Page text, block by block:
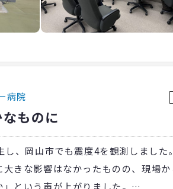
病院
ものに
、岡山市でも震度4を観測しました
きな影響はなかったものの、現場
という声が上がりました。